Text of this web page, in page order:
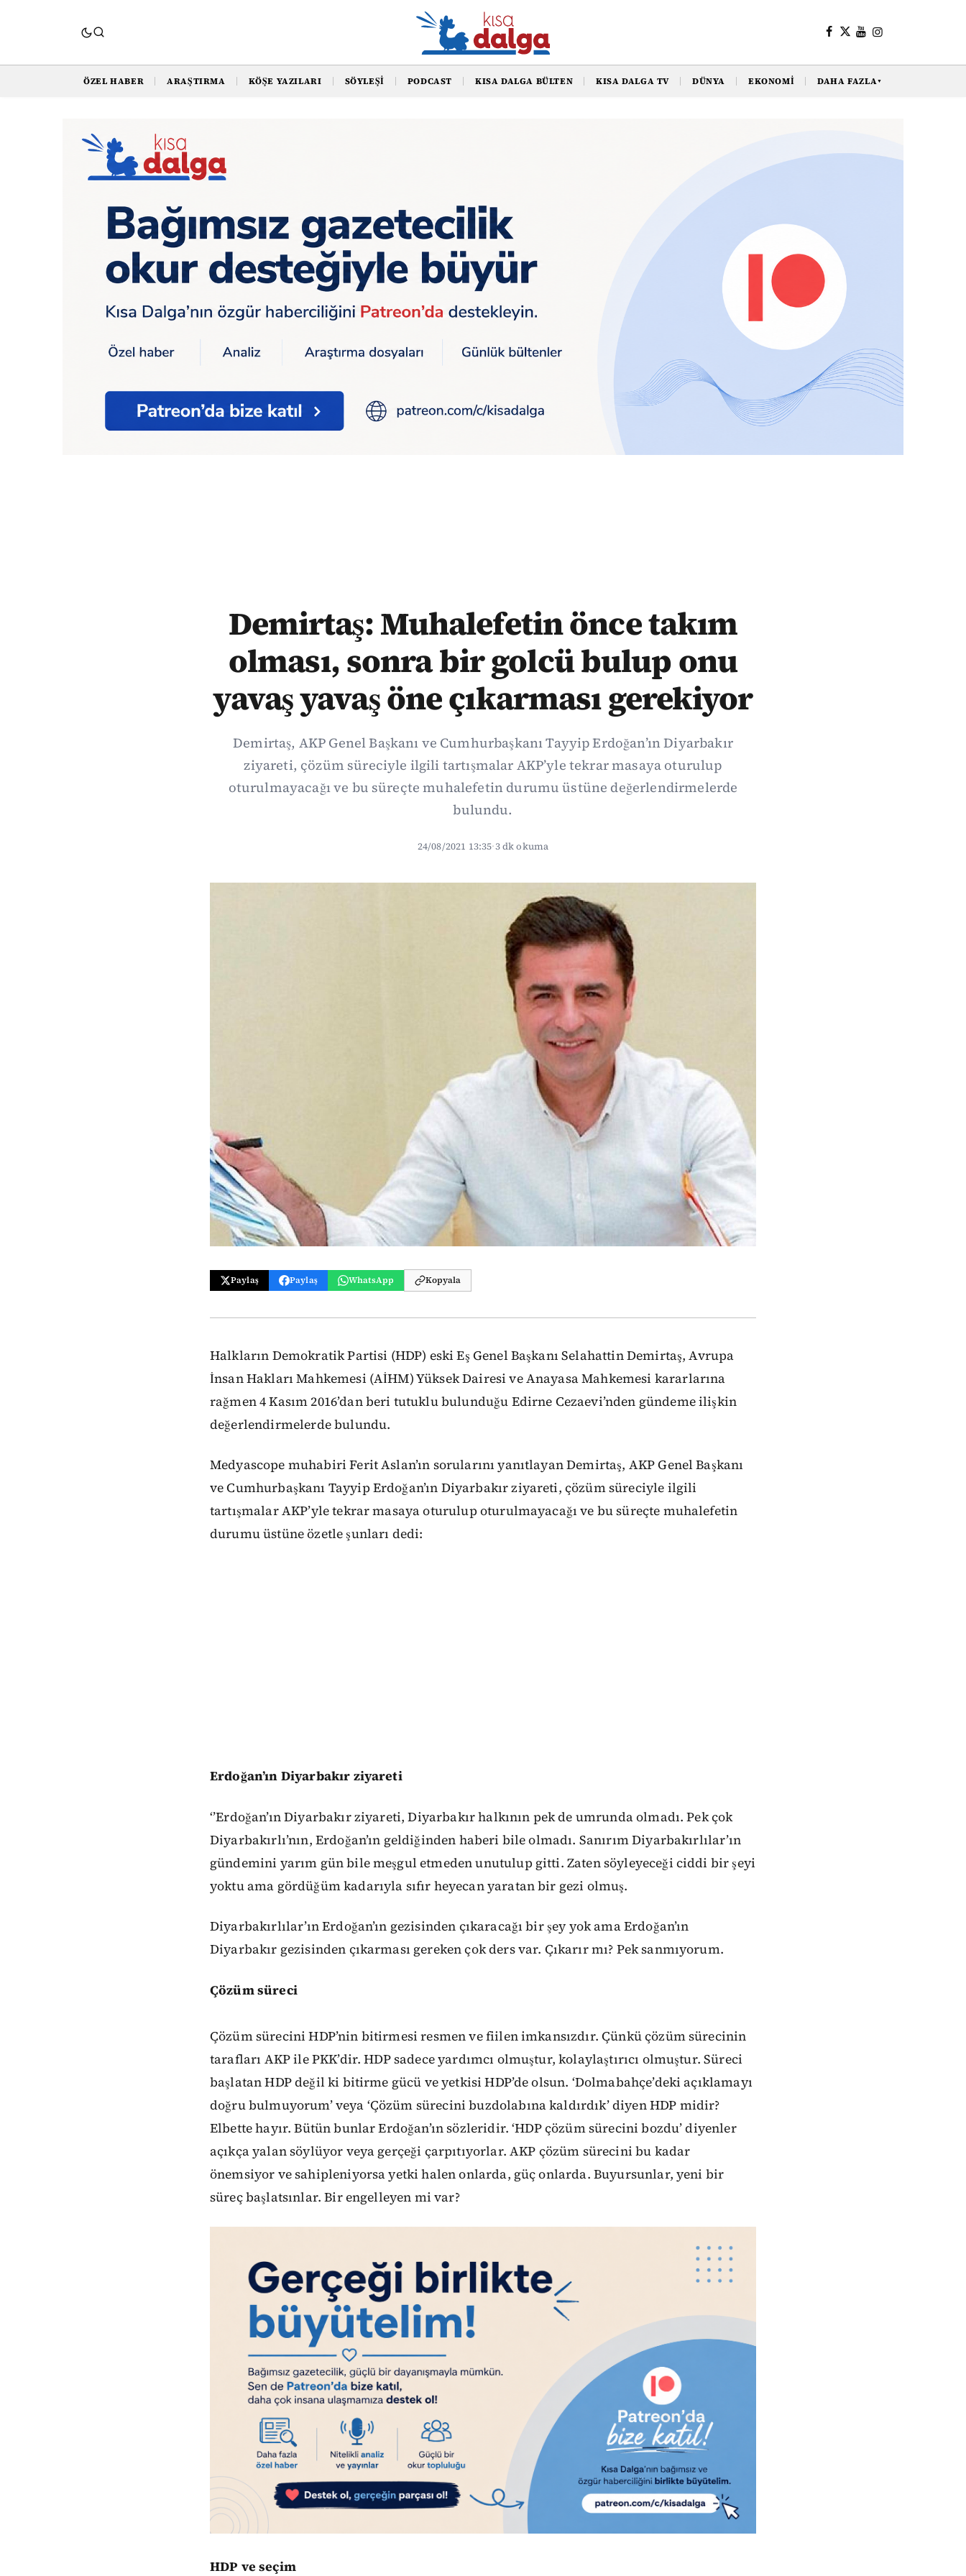
ÖZEL HABER ARAŞTIRMA KÖŞE YAZILARI SÖYLEŞI PODCAST KISA DALGA BÜLTEN KISA DALGA TV DÜNYA EKONOMI DAHA FAZLA▼
Demirtaş: Muhalefetin önce takım olması, sonra bir golcü bulup onu yavaş yavaş öne çıkarması gerekiyor
Demirtaş: Muhalefetin önce takım
olması, sonra bir golcü bulup onu
yavaş yavaş öne çıkarması gerekiyor
Demirtaş, AKP Genel Başkanı ve Cumhurbaşkanı Tayyip Erdoğan’ın Diyarbakır
ziyareti, çözüm süreciyle ilgili tartışmalar AKP’yle tekrar masaya oturulup
oturulmayacağı ve bu süreçte muhalefetin durumu üstüne değerlendirmelerde
bulundu.
24/08/2021 13:35·3 dk okuma
Paylaş Paylaş WhatsApp Kopyala
Halkların Demokratik Partisi (HDP) eski Eş Genel Başkanı Selahattin Demirtaş, Avrupa
İnsan Hakları Mahkemesi (AİHM) Yüksek Dairesi ve Anayasa Mahkemesi kararlarına
rağmen 4 Kasım 2016’dan beri tutuklu bulunduğu Edirne Cezaevi’nden gündeme ilişkin
değerlendirmelerde bulundu.
Medyascope muhabiri Ferit Aslan’ın sorularını yanıtlayan Demirtaş, AKP Genel Başkanı
ve Cumhurbaşkanı Tayyip Erdoğan’ın Diyarbakır ziyareti, çözüm süreciyle ilgili
tartışmalar AKP’yle tekrar masaya oturulup oturulmayacağı ve bu süreçte muhalefetin
durumu üstüne özetle şunları dedi:
Erdoğan’ın Diyarbakır ziyareti
‘’Erdoğan’ın Diyarbakır ziyareti, Diyarbakır halkının pek de umrunda olmadı. Pek çok
Diyarbakırlı’nın, Erdoğan’ın geldiğinden haberi bile olmadı. Sanırım Diyarbakırlılar’ın
gündemini yarım gün bile meşgul etmeden unutulup gitti. Zaten söyleyeceği ciddi bir şeyi
yoktu ama gördüğüm kadarıyla sıfır heyecan yaratan bir gezi olmuş.
Diyarbakırlılar’ın Erdoğan’ın gezisinden çıkaracağı bir şey yok ama Erdoğan’ın
Diyarbakır gezisinden çıkarması gereken çok ders var. Çıkarır mı? Pek sanmıyorum.
Çözüm süreci
Çözüm sürecini HDP’nin bitirmesi resmen ve fiilen imkansızdır. Çünkü çözüm sürecinin
tarafları AKP ile PKK’dir. HDP sadece yardımcı olmuştur, kolaylaştırıcı olmuştur. Süreci
başlatan HDP değil ki bitirme gücü ve yetkisi HDP’de olsun. ‘Dolmabahçe’deki açıklamayı
doğru bulmuyorum’ veya ‘Çözüm sürecini buzdolabına kaldırdık’ diyen HDP midir?
Elbette hayır. Bütün bunlar Erdoğan’ın sözleridir. ‘HDP çözüm sürecini bozdu’ diyenler
açıkça yalan söylüyor veya gerçeği çarpıtıyorlar. AKP çözüm sürecini bu kadar
önemsiyor ve sahipleniyorsa yetki halen onlarda, güç onlarda. Buyursunlar, yeni bir
süreç başlatsınlar. Bir engelleyen mi var?
HDP ve seçim